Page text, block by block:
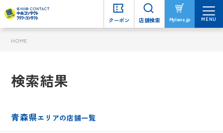
クーポン 店舗検索 Mylens.jp MENU
HOME
検索結果
青森県エリアの店舗一覧
クーポン 店舗検索 Mylens.jp MENU